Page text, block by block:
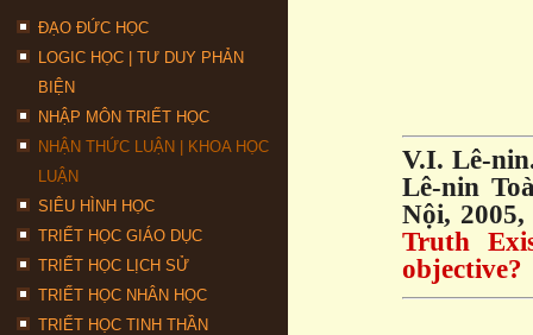
ĐẠO ĐỨC HỌC
LOGIC HỌC | TƯ DUY PHẢN
BIỆN
NHẬP MÔN TRIẾT HỌC
NHẬN THỨC LUẬN | KHOA HỌC
LUẬN
SIÊU HÌNH HỌC
TRIẾT HỌC GIÁO DỤC
TRIẾT HỌC LỊCH SỬ
TRIẾT HỌC NHÂN HỌC
TRIẾT HỌC TINH THẦN
V.I. Lê-
Lê-nin
Nội,
Truth
objective?